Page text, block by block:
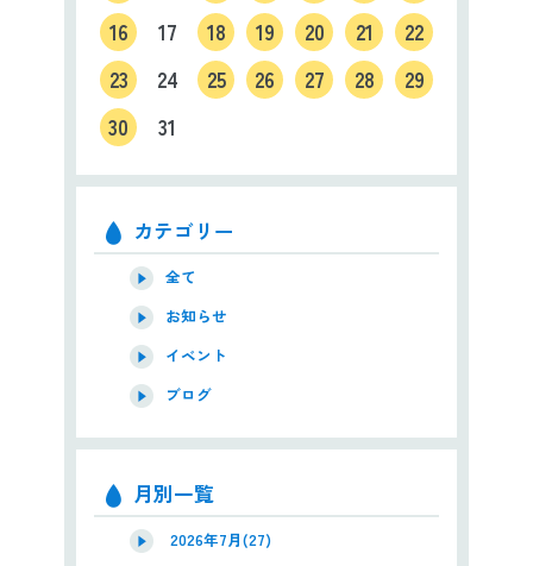
16
17 18 19 20 21
22
23
24 25 26 27 28
29
30
31
カテゴリー
全て
お知らせ
イベント
ブログ
月別一覧
2026年7月(27)